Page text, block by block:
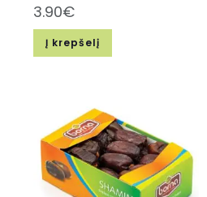
3.90€
Į krepšelį